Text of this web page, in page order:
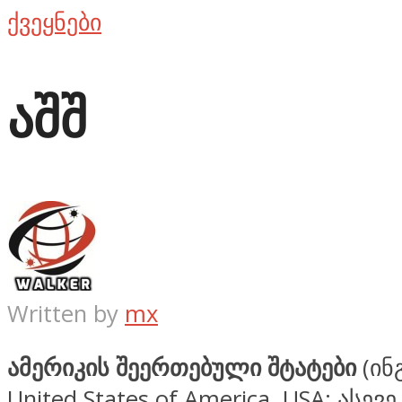
ქვეყნები
აშშ
Written by mx
ამერიკის შეერთებული შტატები